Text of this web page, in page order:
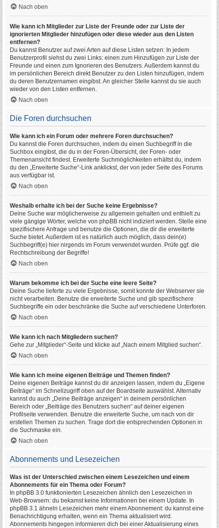
Nach oben
Wie kann ich Mitglieder zur Liste der Freunde oder zur Liste der
ignorierten Mitglieder hinzufügen oder diese wieder aus den Listen
entfernen?
Du kannst Benutzer auf zwei Arten auf diese Listen setzen: In jedem
Benutzerprofil siehst du zwei Links: einen zum Hinzufügen zur Liste der
Freunde und einen zum Ignorieren des Benutzers. Außerdem kannst du
im persönlichen Bereich direkt Benutzer zu den Listen hinzufügen, indem
du deren Benutzernamen eingibst. An gleicher Stelle kannst du sie auch
wieder von den Listen entfernen.
Nach oben
Die Foren durchsuchen
Wie kann ich ein Forum oder mehrere Foren durchsuchen?
Du kannst die Foren durchsuchen, indem du einen Suchbegriff in die
Suchbox eingibst, die du in der Foren-Übersicht, der Foren- oder
Themenansicht findest. Erweiterte Suchmöglichkeiten erhältst du, indem
du den „Erweiterte Suche“-Link anklickst, der von jeder Seite des Forums
aus verfügbar ist.
Nach oben
Weshalb erhalte ich bei der Suche keine Ergebnisse?
Deine Suche war möglicherweise zu allgemein gehalten und enthielt zu
viele gängige Wörter, welche von phpBB nicht indiziert werden. Stelle eine
spezifischere Anfrage und benutze die Optionen, die dir die erweiterte
Suche bietet. Außerdem ist es natürlich auch möglich, dass dein(e)
Suchbegriff(e) hier nirgends im Forum verwendet wurden. Prüfe ggf. die
Rechtschreibung der Begriffe!
Nach oben
Warum bekomme ich bei der Suche eine leere Seite?
Deine Suche lieferte zu viele Ergebnisse, somit konnte der Webserver sie
nicht verarbeiten. Benutze die erweiterte Suche und gib spezifischere
Suchbegriffe ein oder beschränke die Suche auf verschiedene Unterforen.
Nach oben
Wie kann ich nach Mitgliedern suchen?
Gehe zur „Mitglieder“-Seite und klicke auf „Nach einem Mitglied suchen“.
Nach oben
Wie kann ich meine eigenen Beiträge und Themen finden?
Deine eigenen Beiträge kannst du dir anzeigen lassen, indem du „Eigene
Beiträge“ im Schnellzugriff oben auf der Boardseite auswählst. Alternativ
kannst du auch „Deine Beiträge anzeigen“ in deinem persönlichen
Bereich oder „Beiträge des Benutzers suchen“ auf deiner eigenen
Profilseite verwenden. Benutze die erweiterte Suche, um nach von dir
erstellen Themen zu suchen. Trage dort die entsprechenden Optionen in
die Suchmaske ein.
Nach oben
Abonnements und Lesezeichen
Was ist der Unterschied zwischen einem Lesezeichen und einem
Abonnements für ein Thema oder Forum?
In phpBB 3.0 funktionierten Lesezeichen ähnlich den Lesezeichen in
Web-Browsern: du bekamst keine Informationen bei einem Update. In
phpBB 3.1 ähneln Lesezeichen mehr einem Abonnement: du kannst eine
Benachrichtigung erhalten, wenn ein Thema aktualisiert wird.
Abonnements hingegen informieren dich bei einer Aktualisierung eines